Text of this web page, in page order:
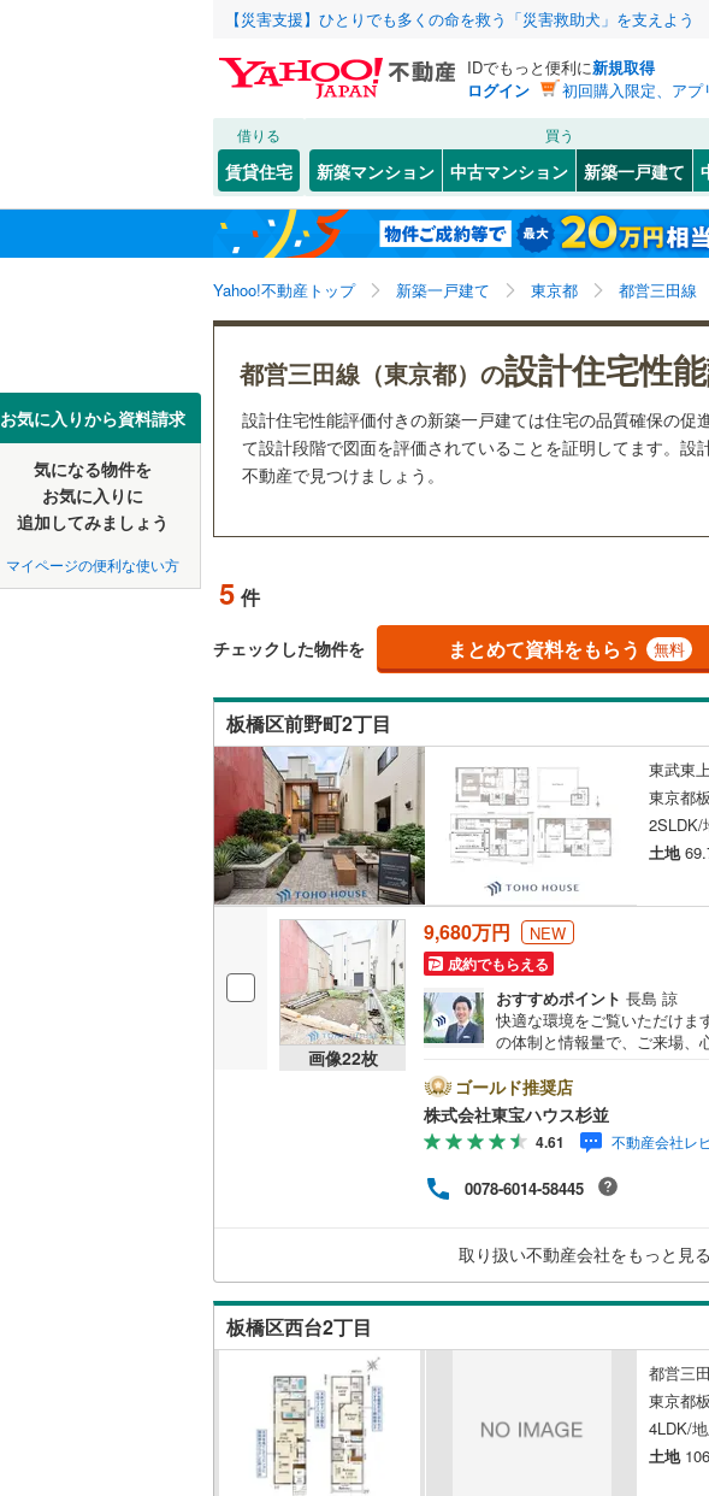
【災害支援】ひとりでも多くの命を救う「災害救助犬」を支えよう
IDでもっと便利に新規取得
ログイン
初回購入限定、ア
借りる
賃貸住宅
買う
新築マンション 中古マンション 新築一戸建て
Yahoo!不動産トップ 新築一戸建て 東京都 都営三田線
お気に入りから資料請求
気になる物件を
お気に入りに
追加してみましょう
マイページの便利な使い方
都営三田線（東京都）の設計住宅性
設計住宅性能評価付きの新築一戸建ては住宅の品質確保の促
て設計段階で図面を評価されていることを証明してます。設
不動産で見つけましょう。
5 件
チェックした物件を まとめて資料をもらう 無料
板橋区前野町2丁目
東武東
東京都
2SLDK/
土地
画像22枚
9,680万円 NEW
成約でもらえる
おすすめポイント 長島 諒
快適な環境をご覧いただけま
の体制と情報量で、ご来場、
リフォームをオンライン上で
自宅を綺麗にかつ瀟洒にさせ
者様へ、税理士による確定申
に際して◆日時のご希望をお
す）事前に鍵等の手配や内
のでご容赦ください。事前に
となりますのでお手数です
お待ち合わせなど、ご希望を
ら、ご見学希望物件以外の資
てご案内させていただきます
ゴールド推奨店
株式会社東宝ハウス杉並
4.61 不動産会社レ
0078-6014-58445
取り扱い不動産会社をもっと見
板橋区西台2丁目
都営三
東京都
4LDK/
土地
北海道 北海道
東北 青森 岩手
関東 東京 神奈川
長野
東海 愛知 岐阜
近畿
中国 鳥取 島根
福岡 佐賀
該当物件 0件 この
東京23区 千代田区(0)
新宿区(2)
豊島区
5)
台東区 (0
荒川区(0)
江戸川区 ( 50)
大田区(4)
三鷹市(16)
東村山市
60
福生市(12)
清瀬市
(124
多摩市 (3)
あきる野市(
西多摩郡日の出町( 7)
大島町(0)
神津島村(0)
八丈島八丈町
(0)
該当物件 0件 この
該当物件 0件
JR 東北本線(3)
湘南新宿ライン（宇都宮～逗子）
(5)
南武線(167)
横須賀線(0)
常磐線（各駅停車）(28)
秋田新幹線(0)
東京メトロ日比谷線( 5)
東京メトロ有楽町線(40)
都営新宿線
46
私鉄・その他 つくばエクスプレス(
京成金町線(27)
東武亀戸線(10 )
西武有楽町線
西武多摩湖線(150)
京王相模原線(52)
小田急多摩線
16)
東急大井町線( 2)
東急世田谷線(10)
京急空港線(3)
該当物件 0件 この
(0) (0) (1) (0
(0 ) 0)
(1) (0) ( 2)
該当物件 0件
こだわり条件 設備
床暖房（5）
駐車場2台以上（0）
ＴＶモニタ付インターホン
（4）
配置、向き、建ち方、日当たり
前道6m以上（0）
LD
（4）
（5）
長期優良住宅 （ 1
立地
最寄りの駅が始発駅
間取り、居室全体
吹き抜け（0）
二世帯向け（0 ）
サービスルーム（納戸）（1
キッチン
独立型キッチン（0）
バルコニー、庭
）
該当物件 0件
この検索条件の新
東京都、都
地を含む、
閉じ
閉じ